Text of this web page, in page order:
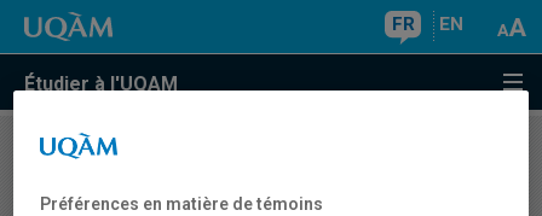
FR EN
Étudier à l'UQAM
COURS//
Préférences en matière de témoins